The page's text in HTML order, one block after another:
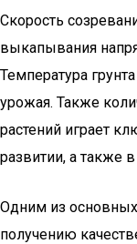
Скорость
выкапывания
Температура
урожая. Также
растений играет
развитии, а также
Одним из
получению